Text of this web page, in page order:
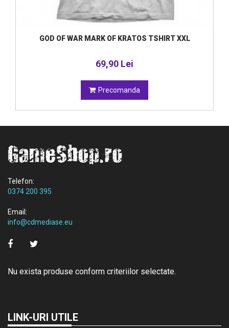
GOD OF WAR MARK OF KRATOS TSHIRT XXL
69,90 Lei
Precomanda
Telefon:
0374 200 395
Email:
info@cdmediase.eu
Nu exista produse conform criteriilor selectate.
LINK-URI UTILE